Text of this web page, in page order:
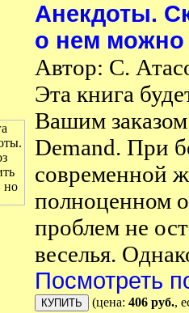
Анекдоты.
о нем можно
Автор: С.
Эта книга
Вашим
Demand. При
современной
полноценном
проблем не
веселья.
Посмотреть
(цена: 406 руб.,